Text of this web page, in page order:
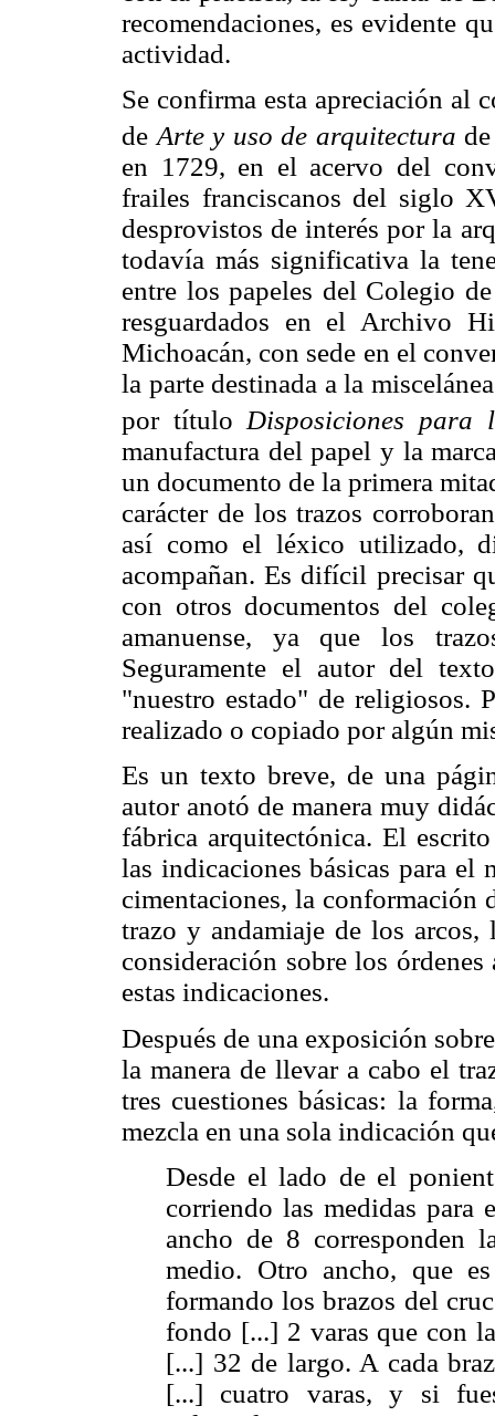
recomendaciones, es evidente
actividad.
Se confirma esta apreciación al
de Arte y uso de arquitectura
en 1729, en el acervo del
frailes franciscanos del siglo
desprovistos de interés por la
todavía más significativa la
entre los papeles del Colegio
resguardados en el Archivo
Michoacán, con sede en el
la parte destinada a la
por título Disposiciones para
manufactura del papel y la
un documento de la primera
carácter de los trazos
así como el léxico utilizado,
acompañan. Es difícil precisar
con otros documentos del
amanuense, ya que los
Seguramente el autor del
"nuestro estado" de religiosos.
realizado o copiado por algún
Es un texto breve, de una
autor anotó de manera muy
fábrica arquitectónica. El
las indicaciones básicas para el
cimentaciones, la conformación
trazo y andamiaje de los
consideración sobre los
estas indicaciones.
Después de una exposición
la manera de llevar a cabo el
tres cuestiones básicas: la
mezcla en una sola indicación
Desde el lado de el
corriendo las medidas para
ancho de 8 corresponden
medio. Otro ancho, que
formando los brazos del
fondo [...] 2 varas que con
[...] 32 de largo. A cada
[...] cuatro varas, y si